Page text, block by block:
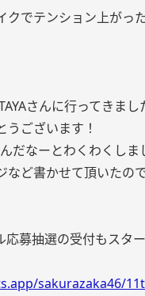
クでテンション上がっ
さんに行ってきまし
うございます！
だなーとわくわくしま
ど書かせて頂いたの
応募抽選の受付もスタ
sakurazaka46/